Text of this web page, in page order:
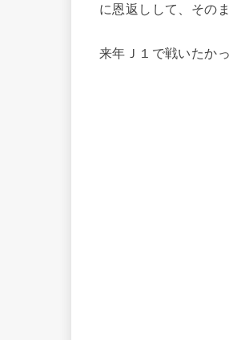
に恩返しして、その
来年Ｊ１で戦いたか